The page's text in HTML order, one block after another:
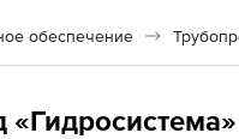
обеспечение